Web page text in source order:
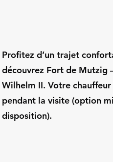
Profitez d’un trajet
découvrez Fort de Mutzig
Wilhelm II. Votre
pendant la visite (option
disposition).